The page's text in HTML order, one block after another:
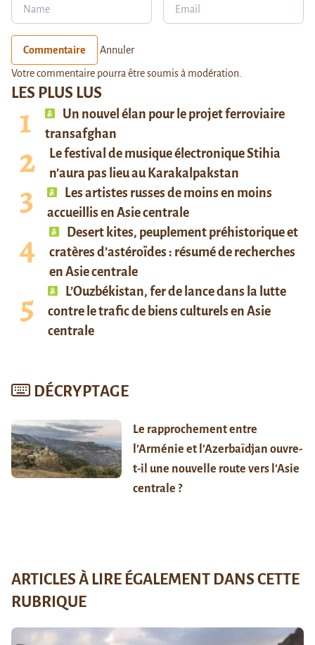
LES PLUS LUS
Un nouvel élan pour le projet ferroviaire
transafghan
Le festival de musique électronique Stihia
n’aura pas lieu au Karakalpakstan
Les artistes russes de moins en moins
accueillis en Asie centrale
Desert kites, peuplement préhistorique et
cratères d’astéroïdes : résumé de recherches
en Asie centrale
L’Ouzbékistan, fer de lance dans la lutte
contre le trafic de biens culturels en Asie
centrale
DÉCRYPTAGE
Le rapprochement entre
l’Arménie et l’Azerbaïdjan ouvre-
t-il une nouvelle route vers l’Asie
centrale ?
Commentaire Annuler
Votre commentaire pourra être soumis à modération.
ARTICLES À LIRE ÉGALEMENT DANS CETTE
RUBRIQUE